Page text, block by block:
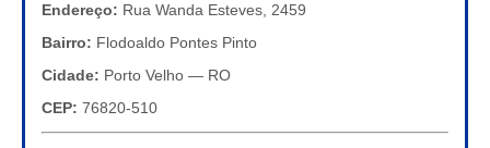
Endereço: Rua Wanda Esteves, 2459
Bairro: Flodoaldo Pontes Pinto
Cidade: Porto Velho — RO
CEP: 76820-510